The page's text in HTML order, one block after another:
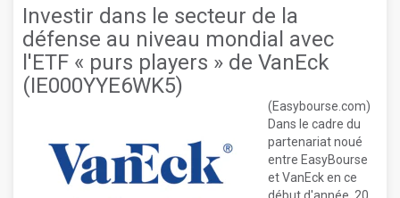
Investir dans le secteur de la
défense au niveau mondial avec
l'ETF « purs players » de VanEck
(IE000YYE6WK5)
(Easybourse.com)
Dans le cadre du
partenariat noué
entre EasyBourse
et VanEck en ce